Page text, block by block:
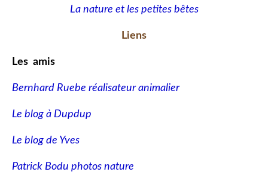
La nature et les petites bêtes
Liens
Les amis
Bernhard Ruebe réalisateur animalier
Le blog à Dupdup
Le blog de Yves
Patrick Bodu photos nature